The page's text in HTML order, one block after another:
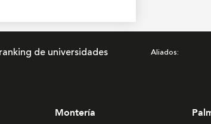
de universidades Aliados
Montería